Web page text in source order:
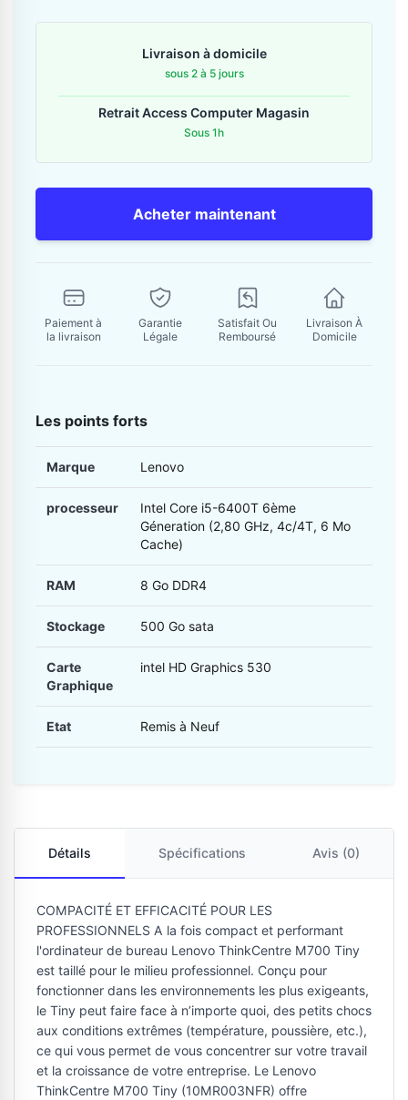
Envoyer un message
Livraison à domicile
sous 2 à 5 jours
Retrait Access Computer Magasin
Sous 1h
Acheter maintenant
Paiement à
la livraison
Garantie
Légale
Satisfait Ou
Remboursé
Livraison À
Domicile
Les points forts
Marque Lenovo
processeur
Intel Core i5-6400T 6ème
Géneration (2,80 GHz, 4c/4T, 6 Mo
Cache)
RAM 8 Go DDR4
Stockage 500 Go sata
Carte
Graphique
intel HD Graphics 530
Etat Remis à Neuf
Détails Spécifications Avis (0)
COMPACITÉ ET EFFICACITÉ POUR LES
PROFESSIONNELS A la fois compact et performant
l'ordinateur de bureau Lenovo ThinkCentre M700 Tiny
est taillé pour le milieu professionnel. Conçu pour
fonctionner dans les environnements les plus exigeants,
le Tiny peut faire face à n’importe quoi, des petits chocs
aux conditions extrêmes (température, poussière, etc.),
ce qui vous permet de vous concentrer sur votre travail
et la croissance de votre entreprise. Le Lenovo
ThinkCentre M700 Tiny (10MR003NFR) offre